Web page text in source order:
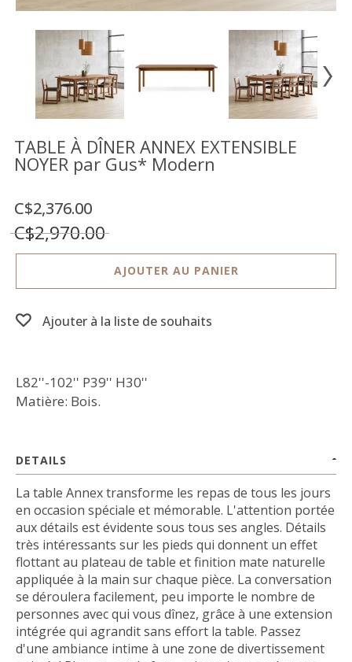
MON
SOUHAITS
FR
TABLE À DÎNER ANNEX EXTENSIBLE
NOYER par Gus* Modern
C$2,376.00
C$2,970.00
AJOUTER AU PANIER
Ajouter à la liste de souhaits
L82''-102'' P39'' H30''
Matière: Bois.
DETAILS
La table Annex transforme les repas de tous les jours
en occasion spéciale et mémorable. L'attention portée
aux détails est évidente sous tous ses angles. Détails
très intéressants sur les pieds qui donnent un effet
flottant au plateau de table et finition mate naturelle
appliquée à la main sur chaque pièce. La conversation
se déroulera facilement, peu importe le nombre de
personnes avec qui vous dînez, grâce à une extension
intégrée qui agrandit sans effort la table. Passez
d'une ambiance intime à une zone de divertissement